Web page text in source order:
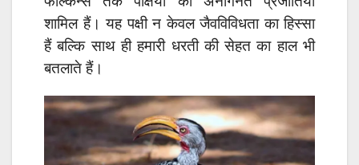
शामिल हैं। यह पक्षी न केवल जैवविविधता का हिस्सा
हैं बल्कि साथ ही हमारी धरती की सेहत का हाल भी
बतलाते हैं।